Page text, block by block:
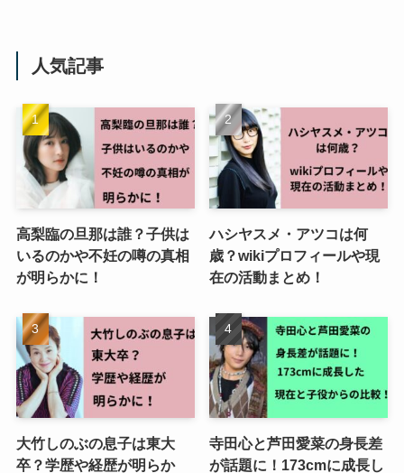
人気記事
高梨臨の旦那は誰？子供は
いるのかや不妊の噂の真相
が明らかに！
ハシヤスメ・アツコは何
歳？wikiプロフィールや現
在の活動まとめ！
大竹しのぶの息子は東大
卒？学歴や経歴が明らか
寺田心と芦田愛菜の身長差
が話題に！173cmに成長し